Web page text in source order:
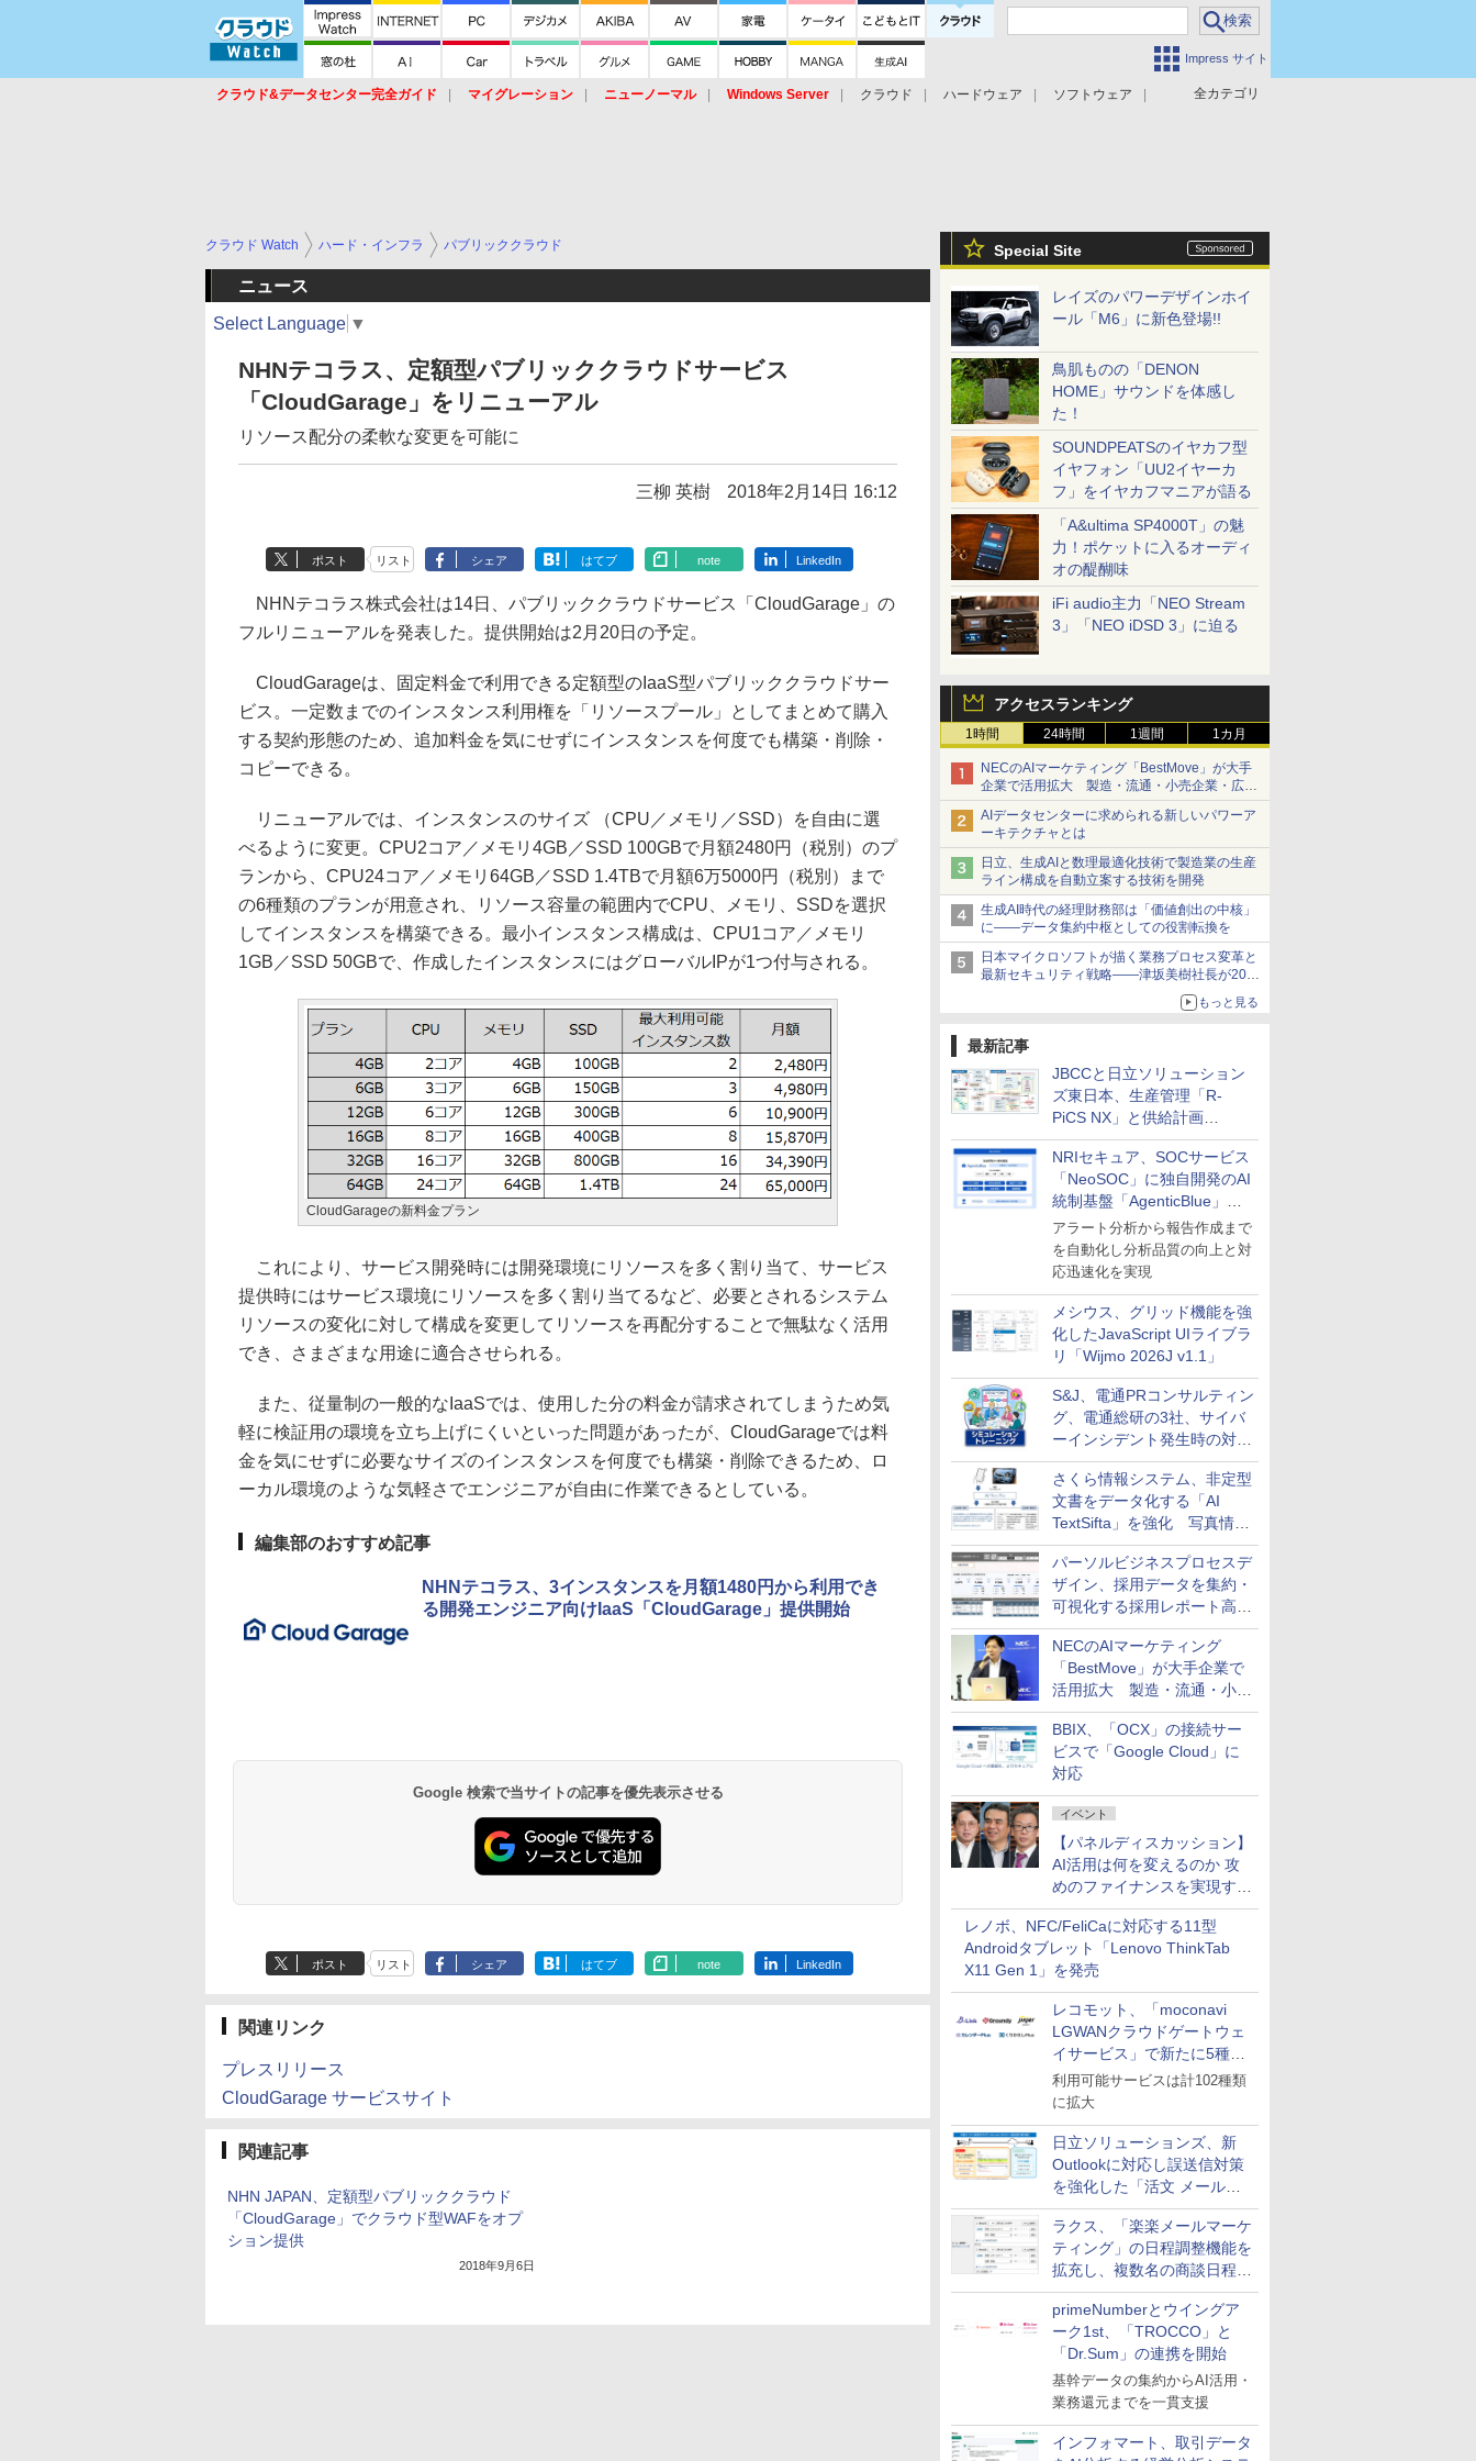
Impress サイト
全カテゴリ
クラウド&データセンター完全ガイド マイグレーション ニューノーマル Windows Server クラウド ハードウェア
ソフトウェア
Special Site
レイズのパワーデザインホイ
ール「M6」に新色登場!!
鳥肌ものの「DENON
HOME」サウンドを体感し
た！
SOUNDPEATSのイヤカフ型
イヤフォン「UU2イヤーカ
フ」をイヤカフマニアが語る
「A&ultima SP4000T」の魅
力！ポケットに入るオーディ
オの醍醐味
iFi audio主力「NEO Stream
3」「NEO iDSD 3」に迫る
アクセスランキング
1時間 24時間 1週間 1カ月
NECのAIマーケティング「BestMove」が大手
企業で活用拡大 製造・流通・小売企業・広告
代理店などが実装フェーズへ
AIデータセンターに求められる新しいパワーア
ーキテクチャとは
日立、生成AIと数理最適化技術で製造業の生産
ライン構成を自動立案する技術を開発
生成AI時代の経理財務部は「価値創出の中核」
に――データ集約中枢としての役割転換を
日本マイクロソフトが描く業務プロセス変革と
最新セキュリティ戦略――津坂美樹社長が2027
もっと見る
最新記事
JBCCと日立ソリューション
ズ東日本、生産管理「R-
PiCS NX」と供給計画
「scSQUARE ISP」の連携サ
ービスを提供開始
NRIセキュア、SOCサービス
「NeoSOC」に独自開発のAI
統制基盤「AgenticBlue」を
導入
アラート分析から報告作成まで
を自動化し分析品質の向上と対
応迅速化を実現
メシウス、グリッド機能を強
化したJavaScript UIライブラ
リ「Wijmo 2026J v1.1」
S&J、電通PRコンサルティン
グ、電通総研の3社、サイバ
ーインシデント発生時の対応
と危機管理広報を一体的に訓
練するプログラムを提供
さくら情報システム、非定型
文書をデータ化する「AI
TextSifta」を強化 写真情報
のデータ化などに対応
パーソルビジネスプロセスデ
ザイン、採用データを集約・
可視化する採用レポート高速
化サービスを提供
NECのAIマーケティング
「BestMove」が大手企業で
活用拡大 製造・流通・小売
企業・広告代理店などが実装
フェーズへ
BBIX、「OCX」の接続サー
ビスで「Google Cloud」に
対応
イベント
【パネルディスカッション】
AI活用は何を変えるのか 攻
めのファイナンスを実現する
業務設計とマインドセット変
革
レノボ、NFC/FeliCaに対応する11型
Androidタブレット「Lenovo ThinkTab
X11 Gen 1」を発売
レコモット、「moconavi
LGWANクラウドゲートウェ
イサービス」で新たに5種類
のサービスと連携開始
利用可能サービスは計102種類
に拡大
日立ソリューションズ、新
Outlookに対応し誤送信対策
を強化した「活文 メール誤
送信防止アドインサービス」
を提供
ラクス、「楽楽メールマーケ
ティング」の日程調整機能を
拡充し、複数名の商談日程調
整を効率化
primeNumberとウイングア
ーク1st、「TROCCO」と
「Dr.Sum」の連携を開始
基幹データの集約からAI活用・
業務還元までを一貫支援
インフォマート、取引データ
クラウド Watch ハード・インフラ パブリッククラウド
ニュース
Select Language ▼
NHNテコラス、定額型パブリッククラウドサービス
「CloudGarage」をリニューアル
リソース配分の柔軟な変更を可能に
三柳 英樹 2018年2月14日 16:12
ポスト リスト シェア はてブ note LinkedIn
NHNテコラス株式会社は14日、パブリッククラウドサービス「CloudGarage」の
フルリニューアルを発表した。提供開始は2月20日の予定。
CloudGarageは、固定料金で利用できる定額型のIaaS型パブリッククラウドサー
ビス。一定数までのインスタンス利用権を「リソースプール」としてまとめて購入
する契約形態のため、追加料金を気にせずにインスタンスを何度でも構築・削除・
コピーできる。
リニューアルでは、インスタンスのサイズ （CPU／メモリ／SSD）を自由に選
べるように変更。CPU2コア／メモリ4GB／SSD 100GBで月額2480円（税別）のプ
ランから、CPU24コア／メモリ64GB／SSD 1.4TBで月額6万5000円（税別）まで
の6種類のプランが用意され、リソース容量の範囲内でCPU、メモリ、SSDを選択
してインスタンスを構築できる。最小インスタンス構成は、CPU1コア／メモリ
1GB／SSD 50GBで、作成したインスタンスにはグローバルIPが1つ付与される。
CloudGarageの新料金プラン
これにより、サービス開発時には開発環境にリソースを多く割り当て、サービス
提供時にはサービス環境にリソースを多く割り当てるなど、必要とされるシステム
リソースの変化に対して構成を変更してリソースを再配分することで無駄なく活用
でき、さまざまな用途に適合させられる。
また、従量制の一般的なIaaSでは、使用した分の料金が請求されてしまうため気
軽に検証用の環境を立ち上げにくいといった問題があったが、CloudGarageでは料
金を気にせずに必要なサイズのインスタンスを何度でも構築・削除できるため、ロ
ーカル環境のような気軽さでエンジニアが自由に作業できるとしている。
編集部のおすすめ記事
NHNテコラス、3インスタンスを月額1480円から利用でき
る開発エンジニア向けIaaS「CloudGarage」提供開始
Google 検索で当サイトの記事を優先表示させる
ポスト リスト シェア はてブ note LinkedIn
関連リンク
プレスリリース
CloudGarage サービスサイト
関連記事
NHN JAPAN、定額型パブリッククラウド
「CloudGarage」でクラウド型WAFをオプ
ション提供
2018年9月6日